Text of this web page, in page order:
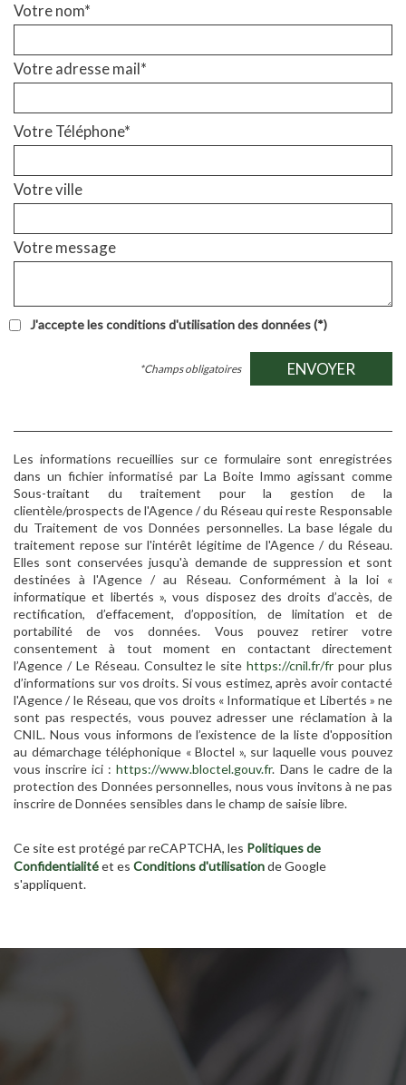
Votre nom*
Votre adresse mail*
Votre Téléphone*
Votre ville
Votre message
J'accepte les conditions d'utilisation des données (*)
ENVOYER
*Champs obligatoires
Les informations recueillies sur ce formulaire sont enregistrées
dans un fichier informatisé par La Boite Immo agissant comme
Sous-traitant du traitement pour la gestion de la
clientèle/prospects de l'Agence / du Réseau qui reste Responsable
du Traitement de vos Données personnelles. La base légale du
traitement repose sur l'intérêt légitime de l'Agence / du Réseau.
Elles sont conservées jusqu'à demande de suppression et sont
destinées à l'Agence / au Réseau. Conformément à la loi «
informatique et libertés », vous disposez des droits d’accès, de
rectification, d’effacement, d’opposition, de limitation et de
portabilité de vos données. Vous pouvez retirer votre
consentement à tout moment en contactant directement
l’Agence / Le Réseau. Consultez le sitehttps://cnil.fr/fr pour plus
d’informations sur vos droits. Si vous estimez, après avoir contacté
l'Agence / le Réseau, que vos droits « Informatique et Libertés » ne
sont pas respectés, vous pouvez adresser une réclamation à la
CNIL. Nous vous informons de l’existence de la liste d'opposition
au démarchage téléphonique « Bloctel », sur laquelle vous pouvez
vous inscrire ici :https://www.bloctel.gouv.fr. Dans le cadre de la
protection des Données personnelles, nous vous invitons à ne pas
inscrire de Données sensibles dans le champ de saisie libre.
Ce site est protégé par reCAPTCHA, les Politiques de
Confidentialitéet es Conditions d'utilisationde Google
s'appliquent.